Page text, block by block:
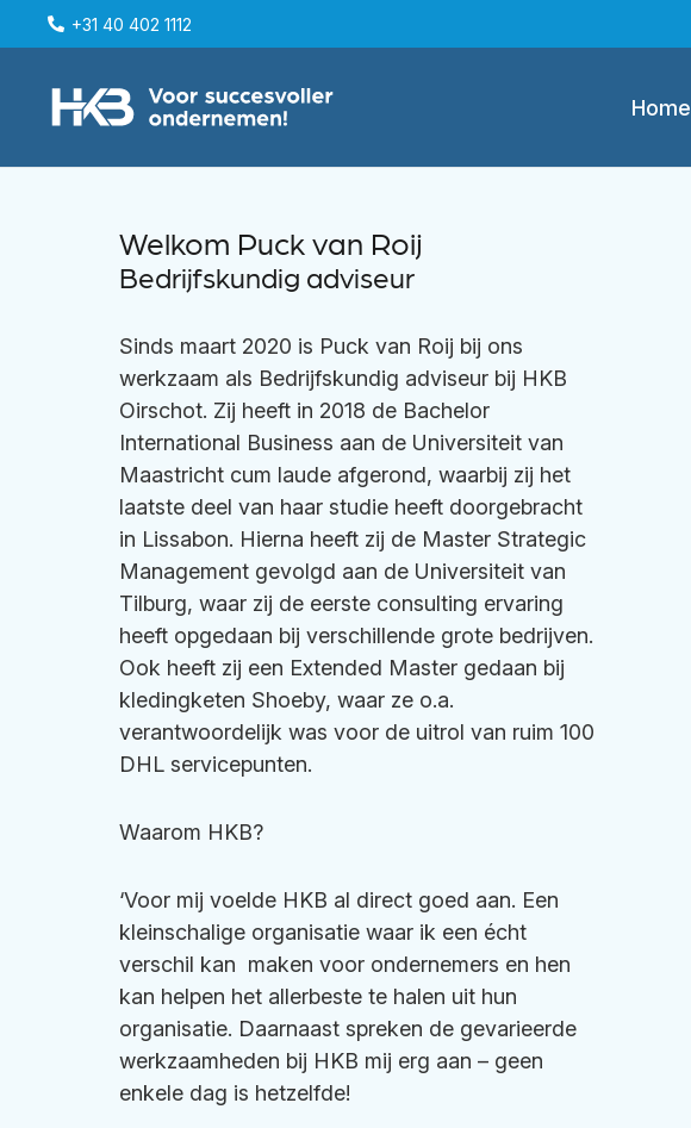
+31 40 402 1112
Home
Welkom Puck van Roij
Bedrijfskundig adviseur
Sinds maart 2020 is Puck van Roij bij ons
werkzaam als Bedrijfskundig adviseur bij HKB
Oirschot. Zij heeft in 2018 de Bachelor
International Business aan de Universiteit van
Maastricht cum laude afgerond, waarbij zij het
laatste deel van haar studie heeft doorgebracht
in Lissabon. Hierna heeft zij de Master Strategic
Management gevolgd aan de Universiteit van
Tilburg, waar zij de eerste consulting ervaring
heeft opgedaan bij verschillende grote bedrijven.
Ook heeft zij een Extended Master gedaan bij
kledingketen Shoeby, waar ze o.a.
verantwoordelijk was voor de uitrol van ruim 100
DHL servicepunten.
Waarom HKB?
‘Voor mij voelde HKB al direct goed aan. Een
kleinschalige organisatie waar ik een écht
verschil kan maken voor ondernemers en hen
kan helpen het allerbeste te halen uit hun
organisatie. Daarnaast spreken de gevarieerde
werkzaamheden bij HKB mij erg aan – geen
enkele dag is hetzelfde!